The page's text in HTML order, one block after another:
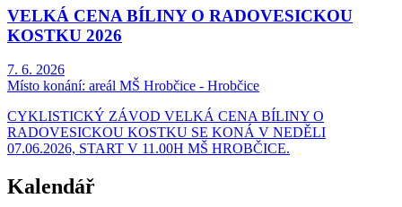
VELKÁ CENA BÍLINY O RADOVESICKOU
KOSTKU 2026
7. 6. 2026
Místo konání: areál MŠ Hrobčice - Hrobčice
CYKLISTICKÝ ZÁVOD VELKÁ CENA BÍLINY O
RADOVESICKOU KOSTKU SE KONÁ V NEDĚLI
07.06.2026, START V 11.00H MŠ HROBČICE.
Kalendář